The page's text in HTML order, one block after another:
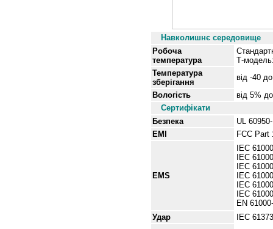
Навколишнє середовище
Робоча
температура
Т-
Температура
зберігання
від -40
Вологість
від 5%
Сертифікати
Безпека
UL
EMI
FCC Part
EMS
IEC
IEC
IEC
IEC
IEC
IEC
EN
Удар
IEC 61373